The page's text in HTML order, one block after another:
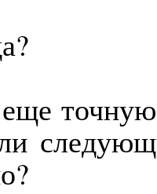
точную